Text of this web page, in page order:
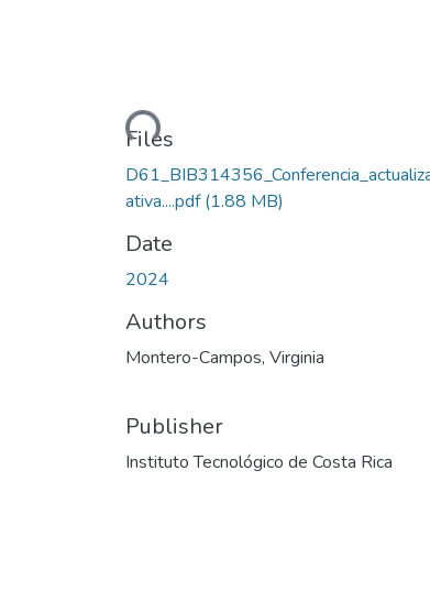
Loading...
Files
ativa....pdf(1.88 MB)
Date
2024
Authors
Montero-Campos, Virginia
Publisher
Instituto Tecnológico de Costa Rica